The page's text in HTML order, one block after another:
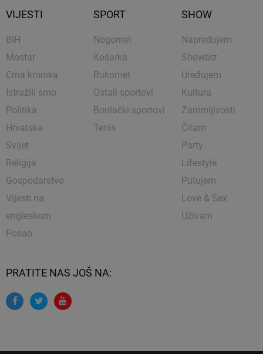
VIJESTI
BIH
Mostar
Crna kronika
Istražili smo
Politika
Hrvatska
Svijet
Religija
Gospodarstvo
Vijesti na
engleskom
Posao
SPORT
Nogomet
Košarka
Rukomet
Ostali sportovi
Borilački sportovi
Tenis
SHOW
Napredujem
Showbiz
Uređujem
Kultura
Zanimljivosti
Čitam
Party
Lifestyle
Putujem
Love & Sex
Uživam
PRATITE NAS JOŠ NA: